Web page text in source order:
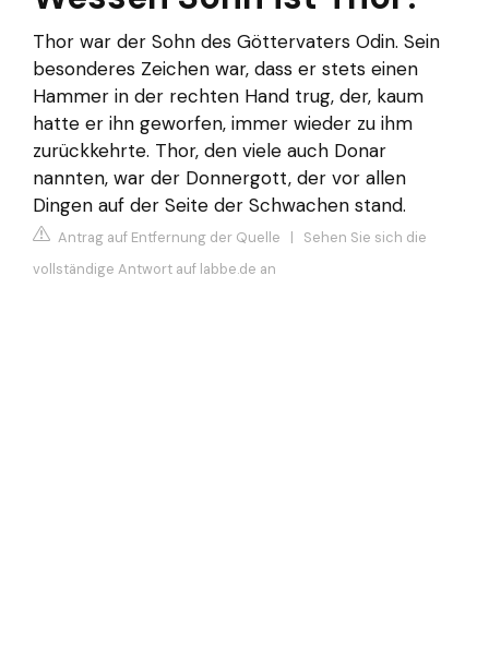
Thor war der Sohn des Göttervaters Odin. Sein
besonderes Zeichen war, dass er stets einen
Hammer in der rechten Hand trug, der, kaum
hatte er ihn geworfen, immer wieder zu ihm
zurückkehrte. Thor, den viele auch Donar
nannten, war der Donnergott, der vor allen
Dingen auf der Seite der Schwachen stand.
Antrag auf Entfernung der Quelle | Sehen Sie sich die
vollständige Antwort auf labbe.de an